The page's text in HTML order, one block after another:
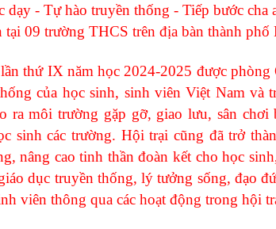
- Tự hào truyền thống - Tiếp bước cha
09 trường THCS trên địa bàn thành phố
thứ IX năm học 2024-2025 được phòng
của học sinh, sinh viên Việt Nam và
ra môi trường gặp gỡ, giao lưu, sân
sinh các trường. Hội trại cũng đã trở
nâng cao tinh thần đoàn kết cho học
dục truyền thống, lý tưởng sống, đạo
viên thông qua các hoạt động trong hội